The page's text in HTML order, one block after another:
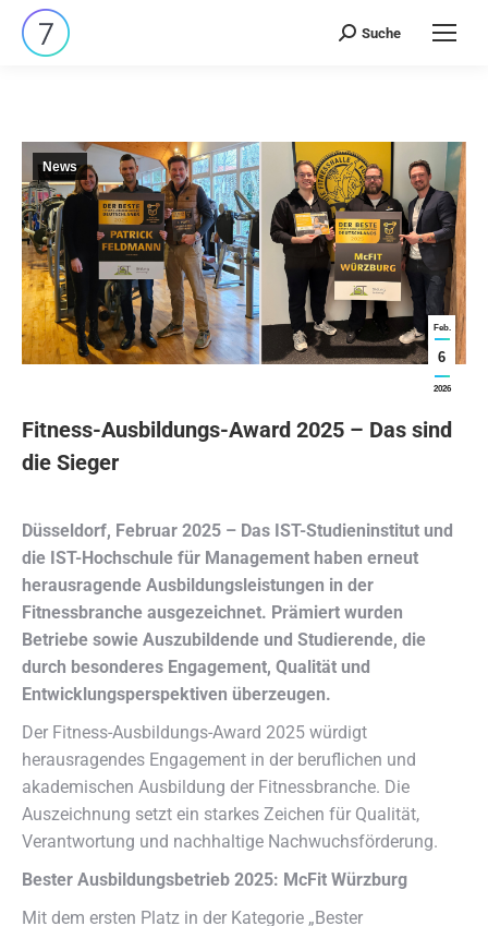
Search:
Suche
Feb.
6
2026
News
Fitness-Ausbildungs-Award 2025 – Das sind
die Sieger
Düsseldorf, Februar 2025 – Das IST-Studieninstitut und
die IST-Hochschule für Management haben erneut
herausragende Ausbildungsleistungen in der
Fitnessbranche ausgezeichnet. Prämiert wurden
Betriebe sowie Auszubildende und Studierende, die
durch besonderes Engagement, Qualität und
Entwicklungsperspektiven überzeugen.
Der Fitness-Ausbildungs-Award 2025 würdigt
herausragendes Engagement in der beruflichen und
akademischen Ausbildung der Fitnessbranche. Die
Auszeichnung setzt ein starkes Zeichen für Qualität,
Verantwortung und nachhaltige Nachwuchsförderung.
Bester Ausbildungsbetrieb 2025: McFit Würzburg
Mit dem ersten Platz in der Kategorie „Bester